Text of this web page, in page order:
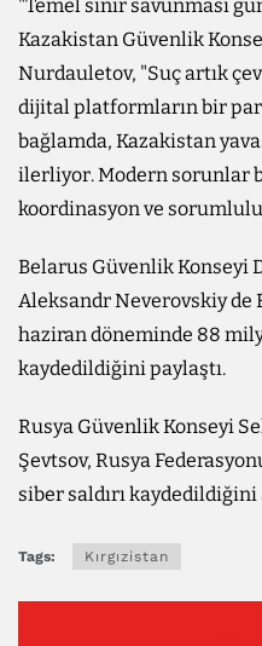
"Temel sınır savunması
Kazakistan Güvenlik
Nurdauletov, "Suç artık
dijital platformların bir
bağlamda, Kazakistan
ilerliyor. Modern sorunlar
koordinasyon ve
Belarus Güvenlik Konseyi
Aleksandr Neverovskiy de
haziran döneminde 88
kaydedildiğini paylaştı.
Rusya Güvenlik Konseyi
Şevtsov, Rusya
siber saldırı kaydedildiğini
Tags: Kırgızistan